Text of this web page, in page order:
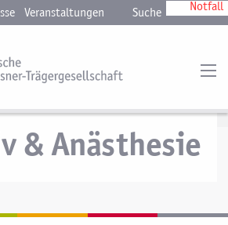
Veranstaltungen Suche Notfall
& Anästhesie